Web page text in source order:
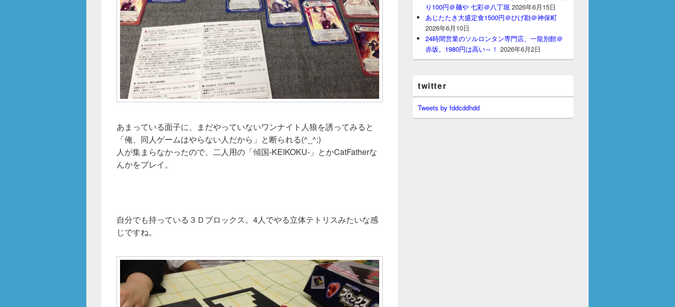
あまっている面子に、まだやっていないワンナイト人狼を誘ってみると
「俺、同人ゲームはやらない人だから」と断られる(^_^;)
人が集まらなかったので、二人用の「傾国-KEIKOKU-」とかCatFatherな
んかをプレイ。
自分でも持っている３Ｄブロックス。4人でやる立体テトリスみたいな感
じですね。
り100円＠麺や 七彩＠八丁堀 2026年6月15日
あじたたき大盛定食1500円＠ひげ勘＠神保町
2026年6月10日
24時間営業のソルロンタン専門店、一龍別館＠
赤坂。1980円は高い～！ 2026年6月2日
twitter
Tweets by fddcddhdd